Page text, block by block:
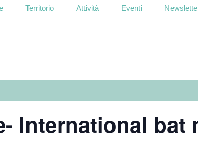
Territorio Attività Eventi
International bat